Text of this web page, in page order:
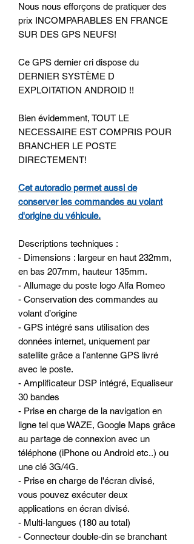
Nous nous efforçons de pratiquer des
prix INCOMPARABLES EN FRANCE
SUR DES GPS NEUFS!
Ce GPS dernier cri dispose du
DERNIER SYSTÈME D
EXPLOITATION ANDROID !!
Bien évidemment, TOUT LE
NECESSAIRE EST COMPRIS POUR
BRANCHER LE POSTE
DIRECTEMENT!
Cet autoradio permet aussi de
conserver les commandes au volant
d'origine du véhicule.
Descriptions techniques :
- Dimensions : largeur en haut 232mm,
en bas 207mm, hauteur 135mm.
- Allumage du poste logo Alfa Romeo
- Conservation des commandes au
volant d’origine
- GPS intégré sans utilisation des
données internet, uniquement par
satellite grâce a l’antenne GPS livré
avec le poste.
- Amplificateur DSP intégré, Equaliseur
30 bandes
- Prise en charge de la navigation en
ligne tel que WAZE, Google Maps grâce
au partage de connexion avec un
téléphone (iPhone ou Android etc..) ou
une clé 3G/4G.
- Prise en charge de l'écran divisé,
vous pouvez exécuter deux
applications en écran divisé.
- Multi-langues (180 au total)
- Connecteur double-din se branchant